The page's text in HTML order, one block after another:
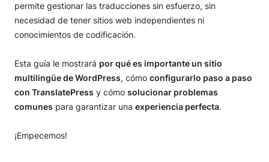
permite gestionar las traducciones sin esfuerzo, sin
necesidad de tener sitios web independientes ni
conocimientos de codificación.
Esta guía le mostrará por qué es importante un sitio
multilingüe de WordPress, cómo configurarlo paso a paso
con TranslatePress y cómo solucionar problemas
comunes para garantizar una experiencia perfecta.
¡Empecemos!